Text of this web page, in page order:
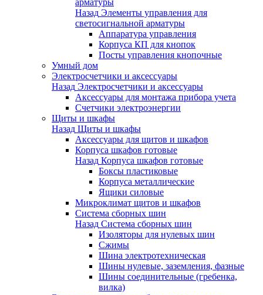
арматуры
Назад Элементы управления для
светосигнальной арматуры
Аппаратура управления
Корпуса КП для кнопок
Посты управления кнопочные
Умный дом
Электросчетчики и аксессуары
Назад Электросчетчики и аксессуары
Аксессуары для монтажа прибора учета
Счетчики электроэнергии
Щиты и шкафы
Назад Щиты и шкафы
Аксессуары для щитов и шкафов
Корпуса шкафов готовые
Назад Корпуса шкафов готовые
Боксы пластиковые
Корпуса металлические
Ящики силовые
Микроклимат щитов и шкафов
Система сборных шин
Назад Система сборных шин
Изоляторы для нулевых шин
Сжимы
Шина электротехническая
Шины нулевые, заземления, фазные
Шины соединительные (гребенка,
вилка)